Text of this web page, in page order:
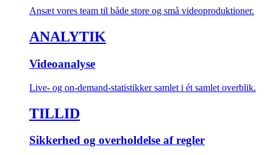
Ansæt vores team til både store og små videoproduktioner.
ANALYTIK
Videoanalyse
Live- og on-demand-statistikker samlet i ét samlet overblik.
TILLID
Sikkerhed og overholdelse af regler